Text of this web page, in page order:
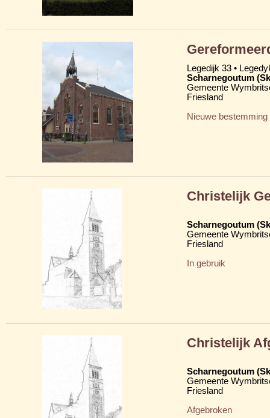
Legedijk 33 •
Scharnegoutum
Gemeente
Friesland
Nieuwe bestemming
Christelijk
Scharnegoutum
Gemeente
Friesland
In gebruik
Christelijk
Scharnegoutum
Gemeente
Friesland
Afgebroken